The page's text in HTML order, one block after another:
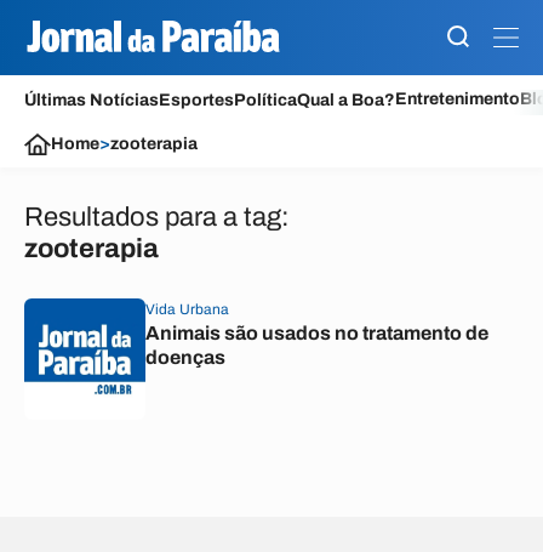
Últimas NotíciasEsportesPolíticaQual a Boa?Entretenimento
Home>zooterapia
Resultados para a tag:
zooterapia
Vida Urbana
Animais são usados no tratamento de
doenças